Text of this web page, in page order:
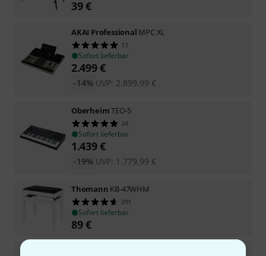
39€
AKAI Professional MPC XL
11
Sofort lieferbar
2.499€
UVP: 2.899,99 €
-14%
OberheimTEO-5
34
Sofort lieferbar
1.439€
UVP: 1.779,99 €
-19%
Thomann KB-47WHM
291
Sofort lieferbar
89€